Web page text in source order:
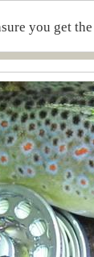
you get